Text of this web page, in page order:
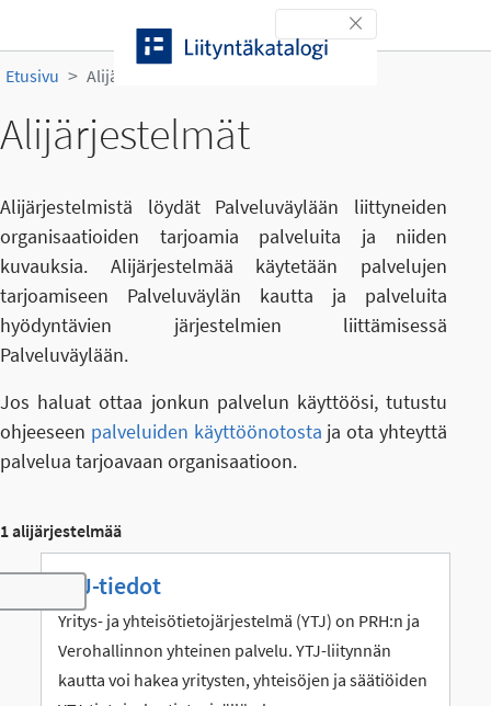
Toggle navigation
Etusivu Alijärjestelmät
Alijärjestelmät
Alijärjestelmistä löydät Palveluväylään liittyneiden
organisaatioiden tarjoamia palveluita ja niiden
kuvauksia. Alijärjestelmää käytetään palvelujen
tarjoamiseen Palveluväylän kautta ja palveluita
hyödyntävien järjestelmien liittämisessä
Palveluväylään.
Jos haluat ottaa jonkun palvelun käyttöösi, tutustu
ohjeeseen palveluiden käyttöönotosta ja ota yhteyttä
palvelua tarjoavaan organisaatioon.
1 alijärjestelmää
Toggle navigation
YTJ-tiedot
Yritys- ja yhteisötietojärjestelmä (YTJ) on PRH:n ja
Verohallinnon yhteinen palvelu. YTJ-liitynnän
kautta voi hakea yritysten, yhteisöjen ja säätiöiden